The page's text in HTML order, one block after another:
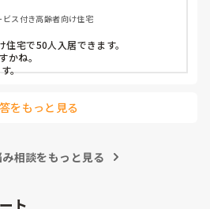
ス付き高齢者向け住宅
宅で50人入居できます。
かね。
。
をもっと見る
相談をもっと見る
ト